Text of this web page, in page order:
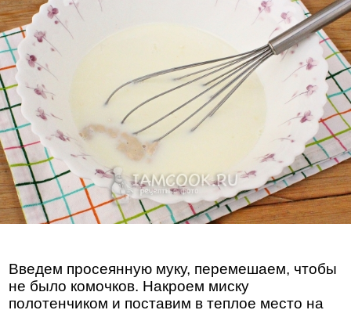
Введем просеянную муку, перемешаем, чтобы
не было комочков. Накроем миску
полотенчиком и поставим в теплое место на